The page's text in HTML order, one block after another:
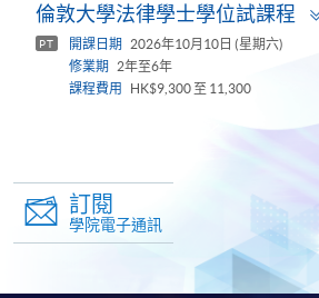
倫敦大學法律學士學位試課程
PT 開課日期
2026年10月10日 (星期六)
修業期
2年至6年
課程費用
HK$9,300 至 11,300
訂閱
學院電子通訊